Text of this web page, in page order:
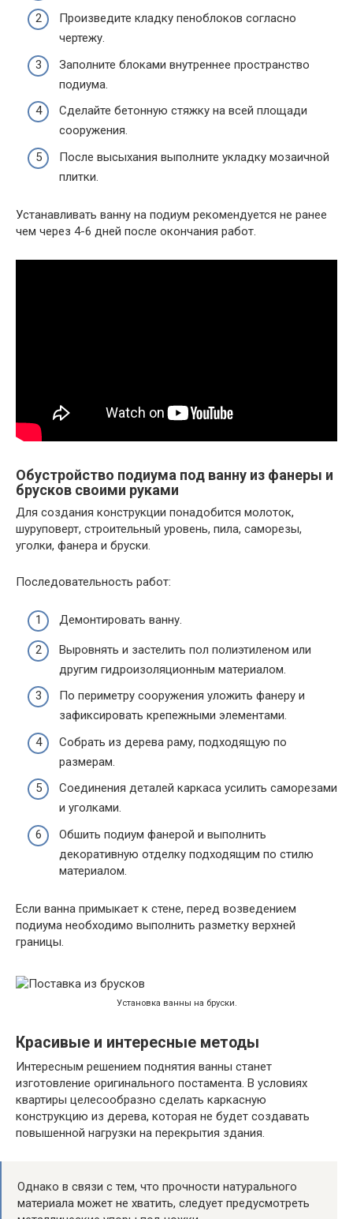
Произведите кладку пеноблоков согласно
чертежу.
Заполните блоками внутреннее пространство
подиума.
Сделайте бетонную стяжку на всей площади
сооружения.
После высыхания выполните укладку мозаичной
плитки.
Устанавливать ванну на подиум рекомендуется не ранее
чем через 4-6 дней после окончания работ.
Обустройство подиума под ванну из фанеры и
брусков своими руками
Для создания конструкции понадобится молоток,
шуруповерт, строительный уровень, пила, саморезы,
уголки, фанера и бруски.
Последовательность работ:
Демонтировать ванну.
Выровнять и застелить пол полиэтиленом или
другим гидроизоляционным материалом.
По периметру сооружения уложить фанеру и
зафиксировать крепежными элементами.
Собрать из дерева раму, подходящую по
размерам.
Соединения деталей каркаса усилить саморезами
и уголками.
Обшить подиум фанерой и выполнить
декоративную отделку подходящим по стилю
материалом.
Если ванна примыкает к стене, перед возведением
подиума необходимо выполнить разметку верхней
границы.
Установка ванны на бруски.
Красивые и интересные методы
Интересным решением поднятия ванны станет
изготовление оригинального постамента. В условиях
квартиры целесообразно сделать каркасную
конструкцию из дерева, которая не будет создавать
повышенной нагрузки на перекрытия здания.
Однако в связи с тем, что прочности натурального
материала может не хватить, следует предусмотреть